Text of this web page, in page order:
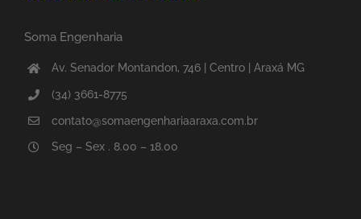
Soma Engenharia
Av. Senador Montandon, 746 | Centro | Araxá MG
(34) 3661-8775
contato@somaengenhariaaraxa.com.br
Seg – Sex . 8.00 – 18.00